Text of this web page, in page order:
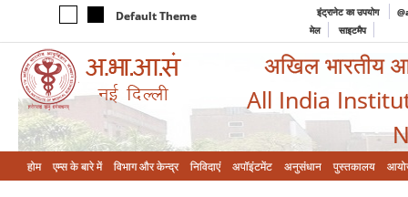
Default Theme इंट्रानेट का उपयोग
मेल
साइटमैप
अखिल भारतीय
All India
होम एम्‍स के बारे में विभाग और केन्‍द्र निविदाएं अपॉइंटमेंट अनुसंधान पुस्तकालय